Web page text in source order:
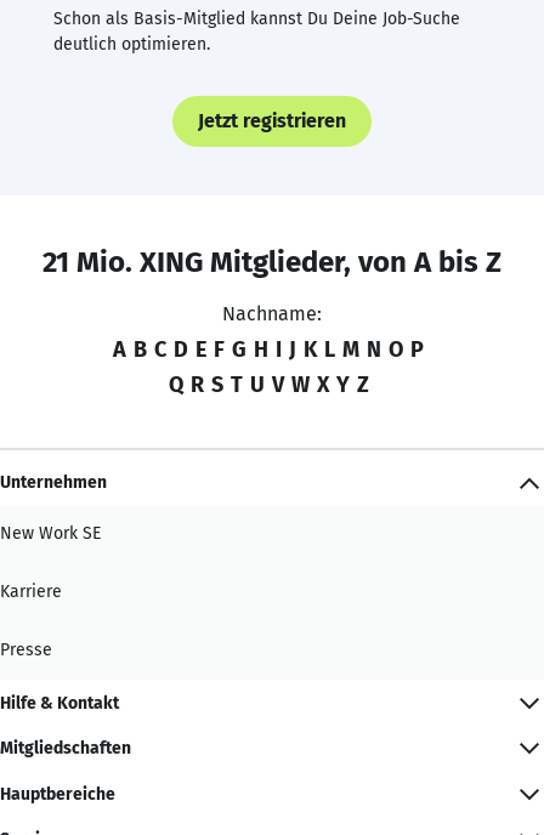
Schon als Basis-Mitglied kannst Du Deine Job-Suche
deutlich optimieren.
Jetzt registrieren
21 Mio. XING Mitglieder, von A bis Z
Nachname:
A B C D E F G H I J K L M N O P
Q R S T U V W X Y Z
Unternehmen
New Work SE
Karriere
Presse
Hilfe & Kontakt
Mitgliedschaften
Hauptbereiche